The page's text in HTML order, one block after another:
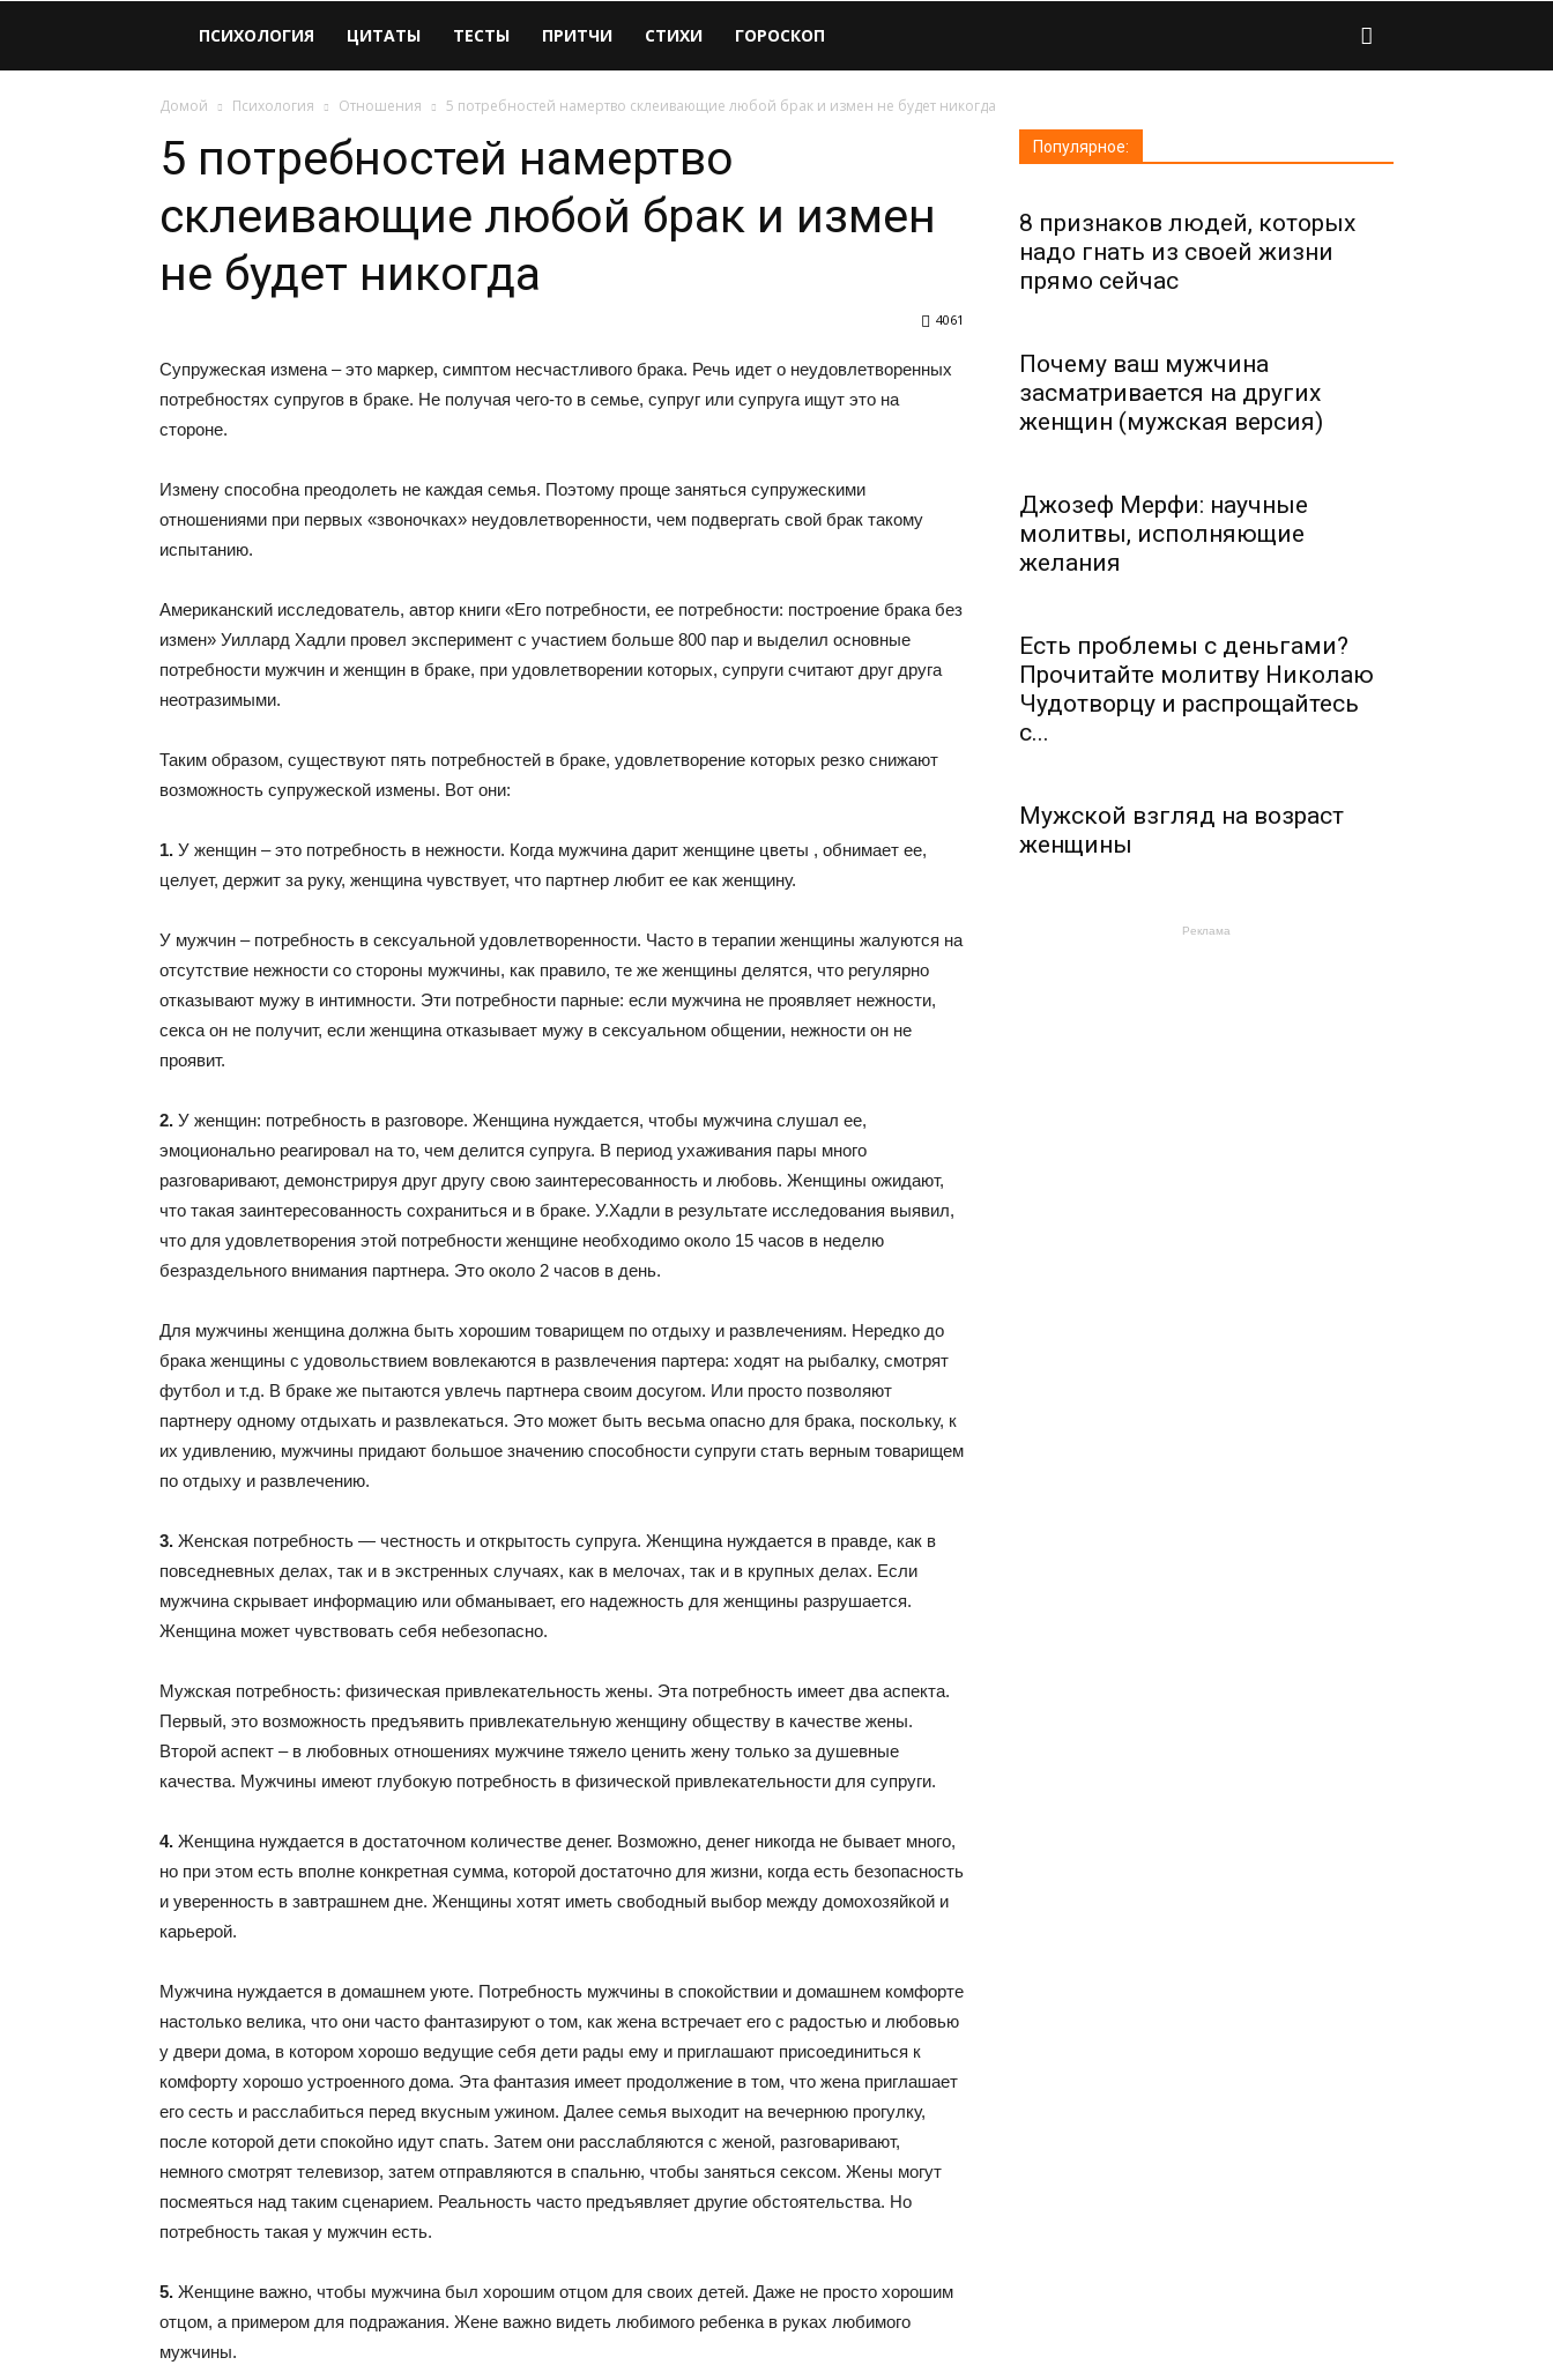
Виолайф
ПСИХОЛОГИЯ ЦИТАТЫ ТЕСТЫ ПРИТЧИ СТИХИ ГОРОСКОП
Домой Психология Отношения 5 потребностей намертво склеивающие любой брак и измен не будет никогда
5 потребностей намертво
склеивающие любой брак и измен
не будет никогда
4061
Супружеская измена – это маркер, симптом несчастливого брака. Речь идет о неудовлетворенных
потребностях супругов в браке. Не получая чего-то в семье, супруг или супруга ищут это на
стороне.
Измену способна преодолеть не каждая семья. Поэтому проще заняться супружескими
отношениями при первых «звоночках» неудовлетворенности, чем подвергать свой брак такому
испытанию.
Американский исследователь, автор книги «Его потребности, ее потребности: построение брака без
измен» Уиллард Хадли провел эксперимент с участием больше 800 пар и выделил основные
потребности мужчин и женщин в браке, при удовлетворении которых, супруги считают друг друга
неотразимыми.
Таким образом, существуют пять потребностей в браке, удовлетворение которых резко снижают
возможность супружеской измены. Вот они:
1. У женщин – это потребность в нежности. Когда мужчина дарит женщине цветы , обнимает ее,
целует, держит за руку, женщина чувствует, что партнер любит ее как женщину.
У мужчин – потребность в сексуальной удовлетворенности. Часто в терапии женщины жалуются на
отсутствие нежности со стороны мужчины, как правило, те же женщины делятся, что регулярно
отказывают мужу в интимности. Эти потребности парные: если мужчина не проявляет нежности,
секса он не получит, если женщина отказывает мужу в сексуальном общении, нежности он не
проявит.
2. У женщин: потребность в разговоре. Женщина нуждается, чтобы мужчина слушал ее,
эмоционально реагировал на то, чем делится супруга. В период ухаживания пары много
разговаривают, демонстрируя друг другу свою заинтересованность и любовь. Женщины ожидают,
что такая заинтересованность сохраниться и в браке. У.Хадли в результате исследования выявил,
что для удовлетворения этой потребности женщине необходимо около 15 часов в неделю
безраздельного внимания партнера. Это около 2 часов в день.
Для мужчины женщина должна быть хорошим товарищем по отдыху и развлечениям. Нередко до
брака женщины с удовольствием вовлекаются в развлечения партера: ходят на рыбалку, смотрят
футбол и т.д. В браке же пытаются увлечь партнера своим досугом. Или просто позволяют
партнеру одному отдыхать и развлекаться. Это может быть весьма опасно для брака, поскольку, к
их удивлению, мужчины придают большое значению способности супруги стать верным товарищем
по отдыху и развлечению.
3. Женская потребность — честность и открытость супруга. Женщина нуждается в правде, как в
повседневных делах, так и в экстренных случаях, как в мелочах, так и в крупных делах. Если
мужчина скрывает информацию или обманывает, его надежность для женщины разрушается.
Женщина может чувствовать себя небезопасно.
Мужская потребность: физическая привлекательность жены. Эта потребность имеет два аспекта.
Первый, это возможность предъявить привлекательную женщину обществу в качестве жены.
Второй аспект – в любовных отношениях мужчине тяжело ценить жену только за душевные
качества. Мужчины имеют глубокую потребность в физической привлекательности для супруги.
4. Женщина нуждается в достаточном количестве денег. Возможно, денег никогда не бывает много,
но при этом есть вполне конкретная сумма, которой достаточно для жизни, когда есть безопасность
и уверенность в завтрашнем дне. Женщины хотят иметь свободный выбор между домохозяйкой и
карьерой.
Мужчина нуждается в домашнем уюте. Потребность мужчины в спокойствии и домашнем комфорте
настолько велика, что они часто фантазируют о том, как жена встречает его с радостью и любовью
у двери дома, в котором хорошо ведущие себя дети рады ему и приглашают присоединиться к
комфорту хорошо устроенного дома. Эта фантазия имеет продолжение в том, что жена приглашает
его сесть и расслабиться перед вкусным ужином. Далее семья выходит на вечернюю прогулку,
после которой дети спокойно идут спать. Затем они расслабляются с женой, разговаривают,
немного смотрят телевизор, затем отправляются в спальню, чтобы заняться сексом. Жены могут
посмеяться над таким сценарием. Реальность часто предъявляет другие обстоятельства. Но
потребность такая у мужчин есть.
5. Женщине важно, чтобы мужчина был хорошим отцом для своих детей. Даже не просто хорошим
отцом, а примером для подражания. Жене важно видеть любимого ребенка в руках любимого
мужчины.
Популярное:
8 признаков людей, которых
надо гнать из своей жизни
прямо сейчас
Почему ваш мужчина
засматривается на других
женщин (мужская версия)
Джозеф Мерфи: научные
молитвы, исполняющие
желания
Есть проблемы с деньгами?
Прочитайте молитву Николаю
Чудотворцу и распрощайтесь
с...
Мужской взгляд на возраст
женщины
Реклама